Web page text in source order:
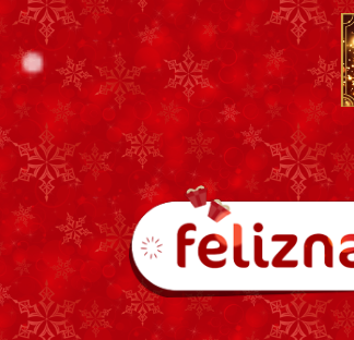
Pular para o conteúdo